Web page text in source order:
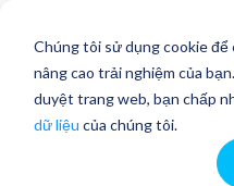
Chúng tôi sử dụng cookie
nâng cao trải nghiệm của
duyệt trang web, bạn chấp
dữ liệu của chúng tôi.